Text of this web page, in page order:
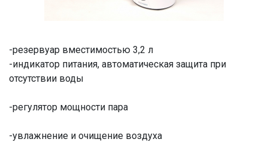
-резервуар вместимостью 3,2 л
-индикатор питания, автоматическая защита при
отсутствии воды
-регулятор мощности пара
-увлажнение и очищение воздуха